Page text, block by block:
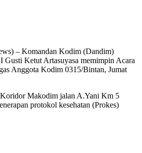
– Komandan Kodim (Dandim)
Ketut Artasuyasa memimpin Acara
Anggota Kodim 0315/Bintan, Jumat
Makodim jalan A.Yani Km 5
protokol kesehatan (Prokes)